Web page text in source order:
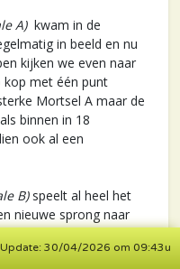
Update: 30/04/2026 om 09:43u
A)kwam in de
in beeld en nu
kijken we even naar
met één punt
Mortsel A maar de
binnen in 18
ook al een
B)speelt al heel het
nieuwe sprong naar
dik in, en op zijn minst
er zijn : in 17